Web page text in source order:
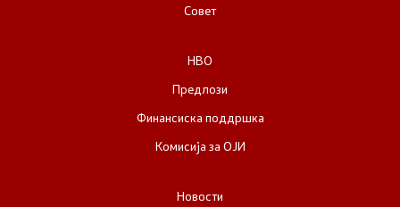
Совет
НВО
Предлози
Финансиска поддршка
Комисија за ОЈИ
Новости